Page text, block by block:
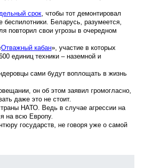
срок , чтобы тот демонтировал
Беларусь, разумеется,
повторил свои угрозы в очередном
Отважный кабан», участие в которых
единиц техники – наземной и
сами будут воплощать в жизнь
он об этом заявил громогласно,
даже это не стоит.
НАТО. Ведь в случае агрессии на
на всю Европу.
государств, не говоря уже о самой